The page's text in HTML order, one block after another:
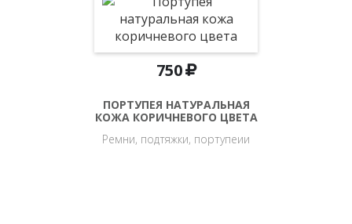
750
ПОРТУПЕЯ НАТУРАЛЬНАЯ
КОЖА КОРИЧНЕВОГО ЦВЕТА
Ремни, подтяжки, портупеии